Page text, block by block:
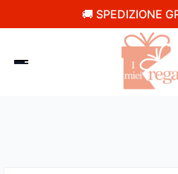
🚚 SPEDIZIONE